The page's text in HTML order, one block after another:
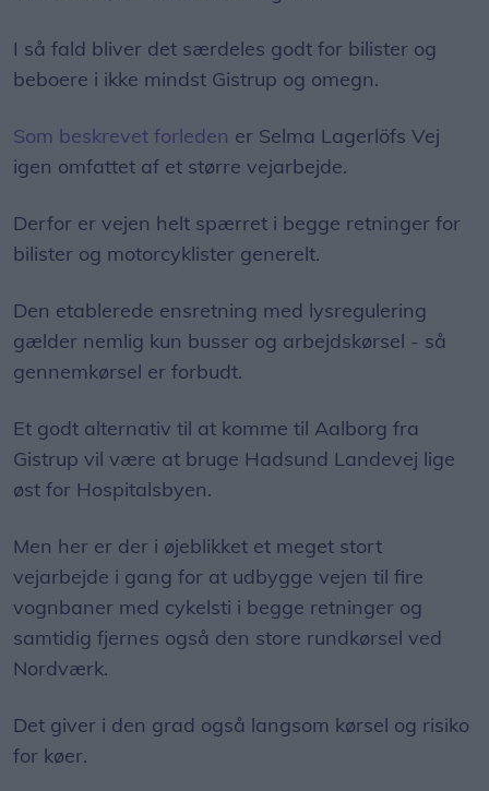
I så fald bliver det særdeles godt for bilister og
beboere i ikke mindst Gistrup og omegn.
Som beskrevet forleden er Selma Lagerlöfs Vej
igen omfattet af et større vejarbejde.
Derfor er vejen helt spærret i begge retninger for
bilister og motorcyklister generelt.
Den etablerede ensretning med lysregulering
gælder nemlig kun busser og arbejdskørsel - så
gennemkørsel er forbudt.
Et godt alternativ til at komme til Aalborg fra
Gistrup vil være at bruge Hadsund Landevej lige
øst for Hospitalsbyen.
Men her er der i øjeblikket et meget stort
vejarbejde i gang for at udbygge vejen til fire
vognbaner med cykelsti i begge retninger og
samtidig fjernes også den store rundkørsel ved
Nordværk.
Det giver i den grad også langsom kørsel og risiko
for køer.